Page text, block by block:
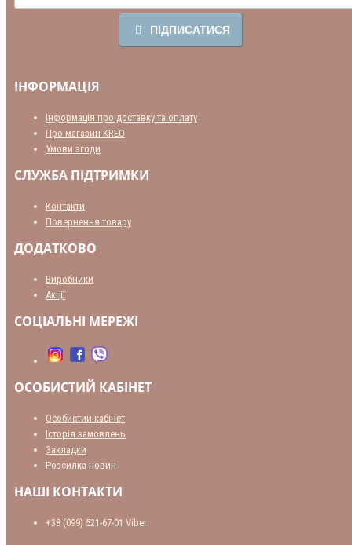
ПІДПИСАТИСЯ
ІНФОРМАЦІЯ
Інформація про доставку та оплату
Про магазин KREO
Умови згоди
СЛУЖБА ПІДТРИМКИ
Контакти
Повернення товару
ДОДАТКОВО
Виробники
Акції
СОЦІАЛЬНІ МЕРЕЖІ
ОСОБИСТИЙ КАБІНЕТ
Особистий кабінет
Історія замовлень
Закладки
Розсилка новин
НАШІ КОНТАКТИ
+38 (099) 521-67-01 Viber